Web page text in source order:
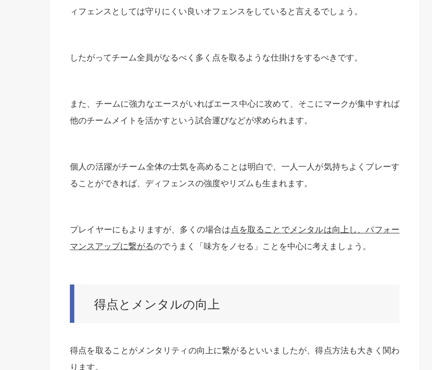
ィフェンスとしては守りにくい良いオフェンスをしていると言えるでしょう。
したがってチーム全員がなるべく多く点を取るような仕掛けをするべきです。
また、チームに強力なエースがいればエース中心に攻めて、そこにマークが集中すれば
他のチームメイトを活かすという試合運びなどが求められます。
個人の活躍がチーム全体の士気を高めることは明白で、一人一人が気持ちよくプレーす
ることができれば、ディフェンスの強度やリズムも生まれます。
プレイヤーにもよりますが、多くの場合は 点を取ることでメンタルは向上し、パフォー
マンスアップに繋がるのでうまく「味方をノセる」ことを中心に考えましょう。
得点とメンタルの向上
得点を取ることがメンタリティの向上に繋がるといいましたが、得点方法も大きく関わ
ります。